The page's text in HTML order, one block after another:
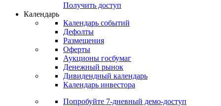
Получить доступ
Календарь
Календарь событий
Дефолты
Размещения
Оферты
Аукционы госбумаг
Денежный рынок
Дивидендный календарь
Календарь инвестора
Попробуйте 7-дневный демо-доступ